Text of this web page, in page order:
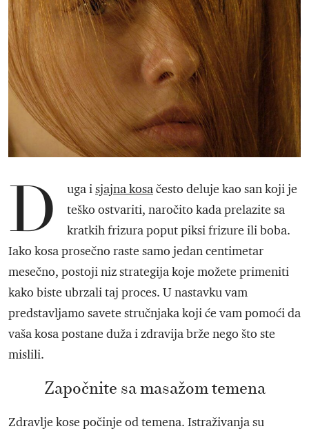
D uga isjajna kosačesto deluje kao san koji je
teško ostvariti, naročito kada prelazite sa
kratkih frizura poput piksi frizure ili boba.
Iako kosa prosečno raste samo jedan centimetar
mesečno, postoji niz strategija koje možete primeniti
kako biste ubrzali taj proces. U nastavku vam
predstavljamo savete stručnjaka koji će vam pomoći da
vaša kosa postane duža i zdravija brže nego što ste
mislili.
Započnite sa masažom temena
Zdravlje kose počinje od temena. Istraživanja su